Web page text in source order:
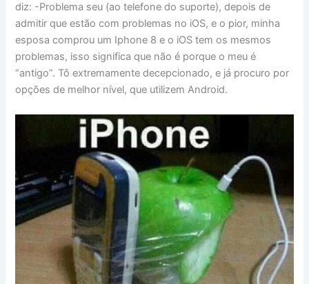
diz: -Problema seu (ao telefone do suporte), depois de
admitir que estão com problemas no iOS, e o pior, minha
esposa comprou um Iphone 8 e o iOS tem os mesmos
problemas, isso significa que não é porque o meu é
“antigo”. Tô extremamente decepcionado, e já procuro por
opções de melhor nível, que utilizem Android.